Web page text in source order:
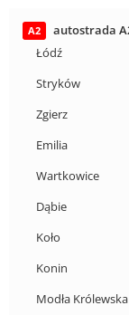
A2
autostrada
Łódź
Stryków
Zgierz
Emilia
Wartkowice
Dąbie
Koło
Konin
Modła Królewska